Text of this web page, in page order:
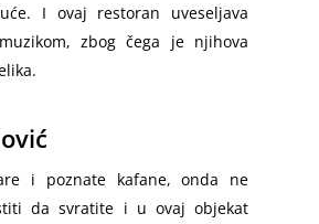
I ovaj restoran uveseljava
zbog čega je njihova
i poznate kafane, onda ne
da svratite i u ovaj objekat